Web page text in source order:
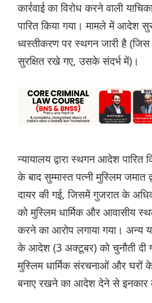
कार्रवाई का विरोध करने वाली
पारित किया गया। मामले में आदेश
ध्वस्तीकरण पर स्थगन जारी है
सुरक्षित रखे गए, उसके संदर्भ में)।
न्यायालय द्वारा स्थगन आदेश
के बाद सुम्मास्त पत्नी मुस्लिम जमात
दायर की गई, जिसमें गुजरात के
को मुस्लिम धार्मिक और आवासीय
करने का आरोप लगाया गया। अन्य
के आदेश (3 अक्टूबर) को चुनौती दी
मुस्लिम धार्मिक संरचनाओं और घरों
बनाए रखने का आदेश देने से इनकार